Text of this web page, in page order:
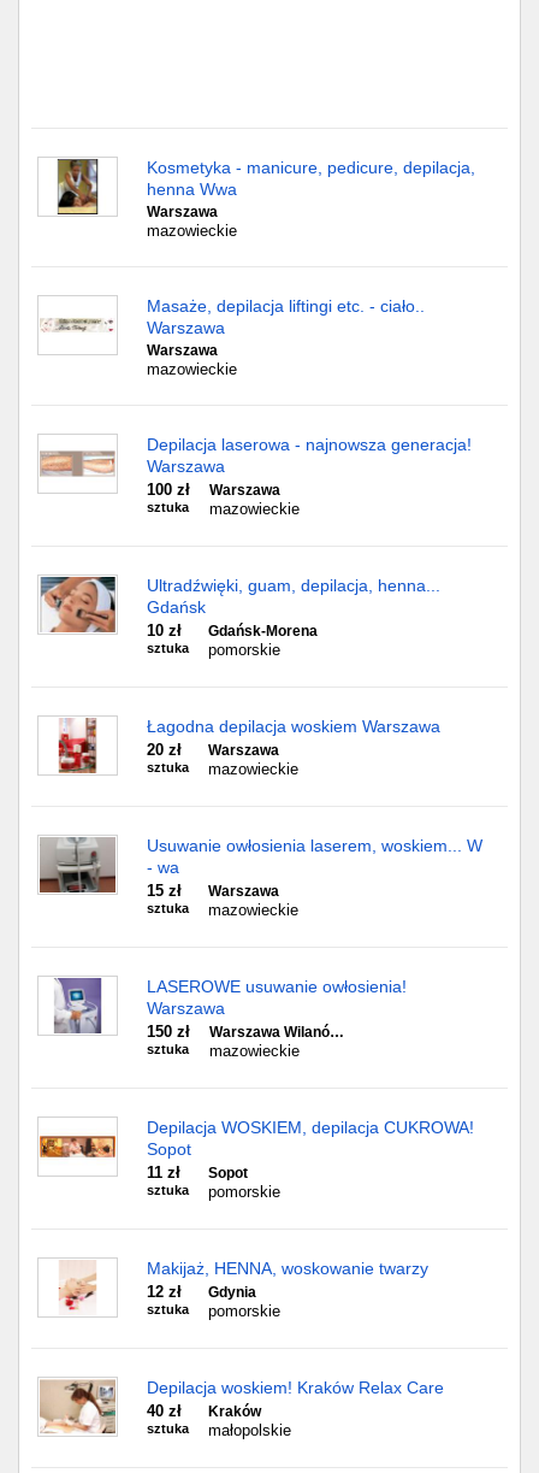
Kosmetyka - manicure, pedicure, depilacja,
henna Wwa
Warszawa
mazowieckie
Masaże, depilacja liftingi etc. - ciało..
Warszawa
Warszawa
mazowieckie
Depilacja laserowa - najnowsza generacja!
Warszawa
100 zł
sztuka
Warszawa
mazowieckie
Ultradźwięki, guam, depilacja, henna...
Gdańsk
10 zł
sztuka
Gdańsk-Morena
pomorskie
Łagodna depilacja woskiem Warszawa
20 zł
sztuka
Warszawa
mazowieckie
Usuwanie owłosienia laserem, woskiem... W
- wa
15 zł
sztuka
Warszawa
mazowieckie
LASEROWE usuwanie owłosienia!
Warszawa
150 zł
sztuka
Warszawa Wilanó…
mazowieckie
Depilacja WOSKIEM, depilacja CUKROWA!
Sopot
11 zł
sztuka
Sopot
pomorskie
Makijaż, HENNA, woskowanie twarzy
12 zł
sztuka
Gdynia
pomorskie
Depilacja woskiem! Kraków Relax Care
40 zł
sztuka
Kraków
małopolskie